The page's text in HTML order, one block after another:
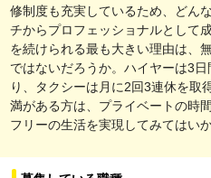
修制度も充実しているため、どん
チからプロフェッショナルとして
を続けられる最も大きい理由は、
ではないだろうか。ハイヤーは3
り、タクシーは月に2回3連休を取
満がある方は、プライベートの時
フリーの生活を実現してみてはい